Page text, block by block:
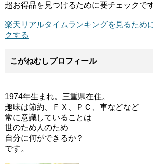
超お得品を見つけるために要チェックです
楽天リアルタイムランキングを見るため
クする
こがねむしプロフィール
1974年生まれ。三重県在住。
趣味は節約、ＦＸ、ＰＣ、車などなど
常に意識していることは
世のため人のため
自分に何ができるか？
です。